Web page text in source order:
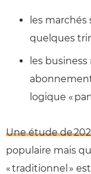
les
quelques
les
logique «
Une étude de
populaire mais
« traditionnel »